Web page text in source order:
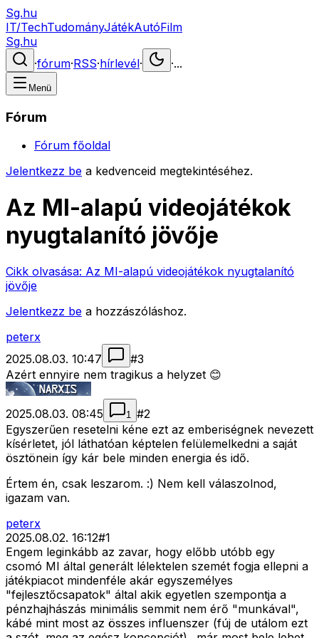
Sg.hu
IT/TechTudományJátékAutóFilm
Sg.hu
·fórum·RSS·hírlevél· ·...
Menü
Fórum
Fórum főoldal
Jelentkezz be a kedvenceid megtekintéséhez.
Az MI-alapú videojátékok
nyugtalanító jövője
Cikk olvasása: Az MI-alapú videojátékok nyugtalanító
jövője
Jelentkezz be a hozzászóláshoz.
peterx
2025.08.03. 10:47
#3
Azért ennyire nem tragikus a helyzet 😊
2025.08.03. 08:45 1 #2
Egyszerűen resetelni kéne ezt az emberiségnek nevezett
kísérletet, jól láthatóan képtelen felülemelkedni a saját
ösztönein így kár bele minden energia és idő.
Értem én, csak leszarom. :) Nem kell válaszolnod,
igazam van.
peterx
2025.08.02. 16:12#1
Engem leginkább az zavar, hogy előbb utóbb egy
csomó MI által generált lélektelen szemét fogja ellepni a
játékpiacot mindenféle akár egyszemélyes
"fejlesztőcsapatok" által akik egyetlen szempontja a
pénzhajhászás minimális semmit nem érő "munkával",
kábé mint most az összes influenszer (fúj de utálom ezt